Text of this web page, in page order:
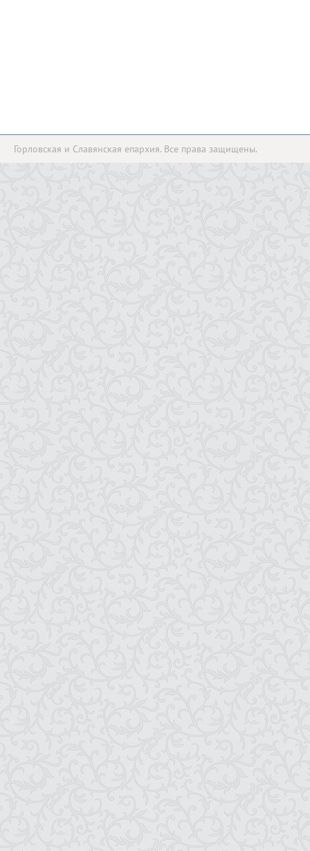
Горловская и Славянская епархия. Все права защищены.